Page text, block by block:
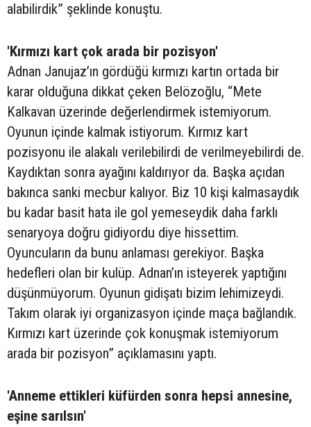
alabilirdik” şeklinde konuştu.
'Kırmızı kart çok arada bir pozisyon'
Adnan Janujaz’ın gördüğü kırmızı kartın ortada bir
karar olduğuna dikkat çeken Belözoğlu, “Mete
Kalkavan üzerinde değerlendirmek istemiyorum.
Oyunun içinde kalmak istiyorum. Kırmız kart
pozisyonu ile alakalı verilebilirdi de verilmeyebilirdi de.
Kaydıktan sonra ayağını kaldırıyor da. Başka açıdan
bakınca sanki mecbur kalıyor. Biz 10 kişi kalmasaydık
bu kadar basit hata ile gol yemeseydik daha farklı
senaryoya doğru gidiyordu diye hissettim.
Oyuncuların da bunu anlaması gerekiyor. Başka
hedefleri olan bir kulüp. Adnan’ın isteyerek yaptığını
düşünmüyorum. Oyunun gidişatı bizim lehimizeydi.
Takım olarak iyi organizasyon içinde maça bağlandık.
Kırmızı kart üzerinde çok konuşmak istemiyorum
arada bir pozisyon” açıklamasını yaptı.
'Anneme ettikleri küfürden sonra hepsi annesine,
eşine sarılsın'